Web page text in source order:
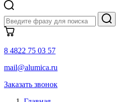
8 4822 75 03 57
mail@alumica.ru
Заказать звонок